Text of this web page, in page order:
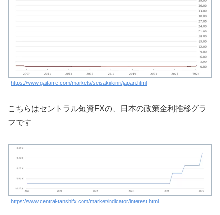
https://www.gaitame.com/markets/seisakukinri/japan.html
こちらはセントラル短資FXの、日本の政策金利推移グラ
フです
https://www.central-tanshifx.com/market/indicator/interest.html